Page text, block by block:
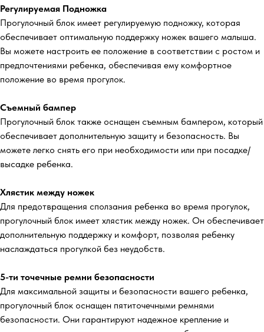
Регулируемая Подножка
Прогулочный блок имеет регулируемую подножку, которая
обеспечивает оптимальную поддержку ножек вашего малыша.
Вы можете настроить ее положение в соответствии с ростом и
предпочтениями ребенка, обеспечивая ему комфортное
положение во время прогулок.
Съемный бампер
Прогулочный блок также оснащен съемным бампером, который
обеспечивает дополнительную защиту и безопасность. Вы
можете легко снять его при необходимости или при посадке/
высадке ребенка.
Хлястик между ножек
Для предотвращения сползания ребенка во время прогулок,
прогулочный блок имеет хлястик между ножек. Он обеспечивает
дополнительную поддержку и комфорт, позволяя ребенку
наслаждаться прогулкой без неудобств.
5-ти точечные ремни безопасности
Для максимальной защиты и безопасности вашего ребенка,
прогулочный блок оснащен пятиточечными ремнями
безопасности. Они гарантируют надежное крепление и